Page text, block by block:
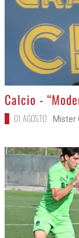
>
Calcio -
01 AGOSTO Mister